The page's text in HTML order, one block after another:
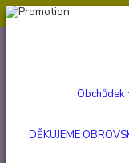
Obchůdek
DĚKUJEME